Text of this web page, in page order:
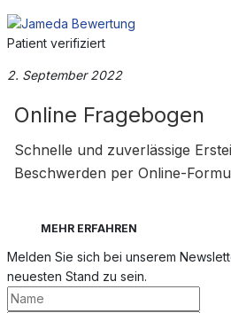
Patient verifiziert
2. September 2022
Online Fragebogen
Schnelle und zuverlässige
Beschwerden per Online-
MEHR ERFAHREN
Melden Sie sich bei unserem
neuesten Stand zu sein.